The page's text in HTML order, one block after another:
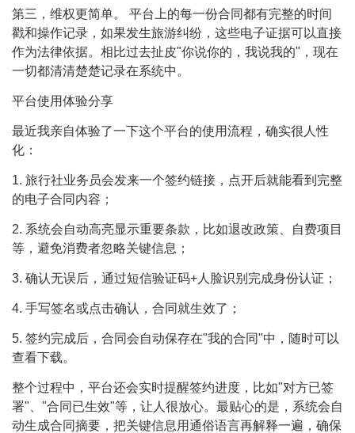
第三，维权更简单。 平台上的每一份合同都有完整的时间
戳和操作记录，如果发生旅游纠纷，这些电子证据可以直接
作为法律依据。相比过去扯皮"你说你的，我说我的"，现在
一切都清清楚楚记录在系统中。
平台使用体验分享
最近我亲自体验了一下这个平台的使用流程，确实很人性
化：
1. 旅行社业务员会发来一个签约链接，点开后就能看到完整
的电子合同内容；
2. 系统会自动高亮显示重要条款，比如退改政策、自费项目
等，避免消费者忽略关键信息；
3. 确认无误后，通过短信验证码+人脸识别完成身份认证；
4. 手写签名或点击确认，合同就生效了；
5. 签约完成后，合同会自动保存在"我的合同"中，随时可以
查看下载。
整个过程中，平台还会实时提醒签约进度，比如"对方已签
署"、"合同已生效"等，让人很放心。最贴心的是，系统会自
动生成合同摘要，把关键信息用通俗语言再解释一遍，确保